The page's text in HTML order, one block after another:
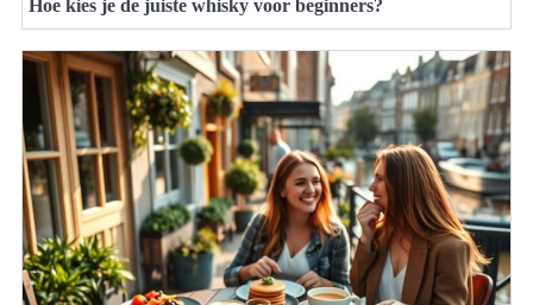
Hoe kies je de juiste whisky voor beginners?